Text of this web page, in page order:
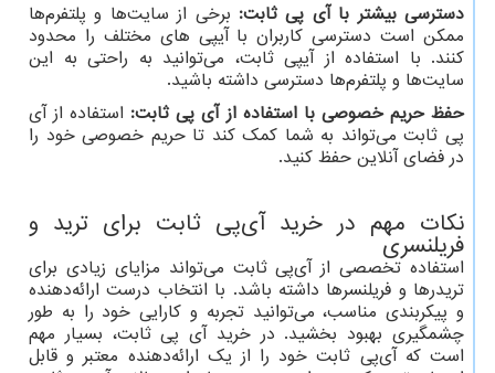
دسترسی بیشتر با آی پی ثابت: برخی از سایت‌ها و پلتفرم‌ها
ممکن است دسترسی کاربران با آیپی های مختلف را محدود
کنند. با استفاده از آیپی ثابت، می‌توانید به راحتی به این
سایت‌ها و پلتفرم‌ها دسترسی داشته باشید.
حفظ حریم خصوصی با استفاده از آی پی ثابت: استفاده از آی
پی ثابت می‌تواند به شما کمک کند تا حریم خصوصی خود را
در فضای آنلاین حفظ کنید.
نکات مهم در خرید آی‌پی ثابت برای ترید و
فریلنسری
استفاده تخصصی از آی‌پی ثابت می‌تواند مزایای زیادی برای
تریدرها و فریلنسرها داشته باشد. با انتخاب درست ارائه‌دهنده
و پیکربندی مناسب، می‌توانید تجربه و کارایی خود را به طور
چشمگیری بهبود بخشید. در خرید آی پی ثابت، بسیار مهم
است که آی‌پی ثابت خود را از یک ارائه‌دهنده معتبر و قابل